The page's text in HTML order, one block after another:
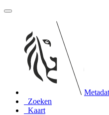
Zoeken
Kaart